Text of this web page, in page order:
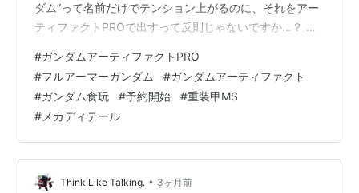
ダム”って名前だけでテンション上がるのに、それをアー
ティファクトPROで出すって反則じゃないですか…？ も
この情報量詰め込むの正気か？」みたいなシリーズだっ
たと思うんですよ。 あの異常なメカ密度、細かすぎる装
甲ライン、ゴチャっとした武装感。 しかも今回はPRO
版。 サイズアップに、合金素材、可動追加。 どう考えて
も“本気”感がすごい。 これ、実際かなりカッコよさそ
う… 画像見た瞬間まず…
#ガンダムアーティファクトPRO
#フルアーマーガンダム #ガンダムアーティファクト
#ガンダム食玩 #予約開始 #重装甲MS
# メカディテール
Think Like Talking. • 3ヶ月前